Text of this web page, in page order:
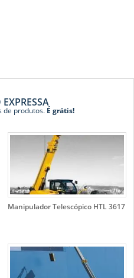
de produtos.É grátis!
Manipulador Telescópico HTL 3617